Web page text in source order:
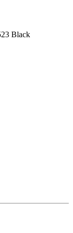
Black